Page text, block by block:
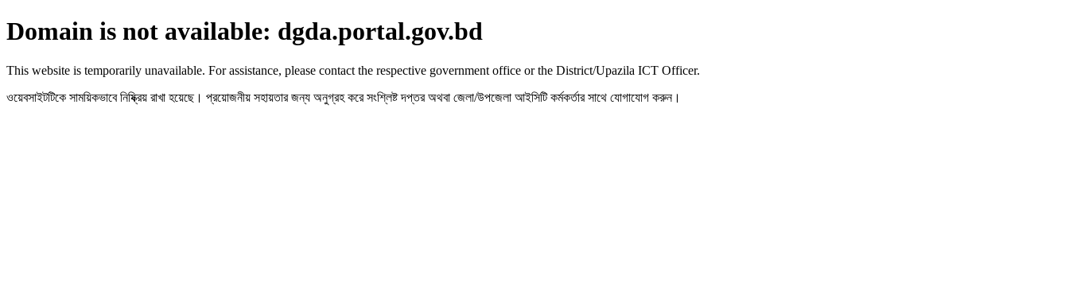
Domain is not available: dgda.portal.gov.bd
This website is temporarily unavailable. For assistance, please contact the respective government office or the District/Upazila ICT Officer.
ওয়েবসাইটটিকে সাময়িকভাবে নিষ্ক্রিয় রাখা হয়েছে। প্রয়োজনীয় সহায়তার জন্য অনুগ্রহ করে সংশ্লিষ্ট দপ্তর অথবা জেলা/উপজেলা আইসিটি কর্মকর্তার সাথে যোগাযোগ করুন।